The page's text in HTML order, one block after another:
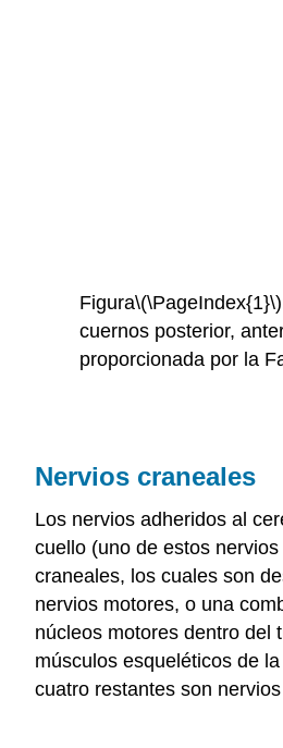
Figura\(\PageIndex{1}\)
cuernos posterior,
proporcionada por la
Nervios craneales
Los nervios adheridos al
cuello (uno de estos
craneales, los cuales son
nervios motores, o una
núcleos motores dentro del
músculos esqueléticos de
cuatro restantes son